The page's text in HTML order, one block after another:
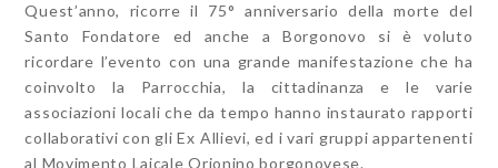
Quest’anno, ricorre il 75° anniversario della morte del
Santo Fondatore ed anche a Borgonovo si è voluto
ricordare l’evento con una grande manifestazione che ha
coinvolto la Parrocchia, la cittadinanza e le varie
associazioni locali che da tempo hanno instaurato rapporti
collaborativi con gli Ex Allievi, ed i vari gruppi appartenenti
al Movimento Laicale Orionino borgonovese.